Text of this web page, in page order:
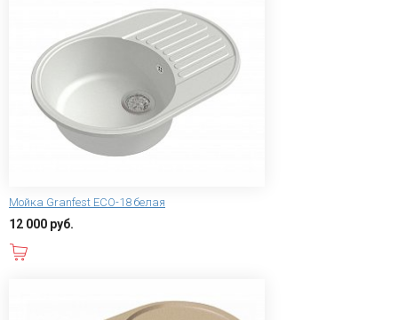
Мойка Granfest ECO-18 белая
12 000 руб.